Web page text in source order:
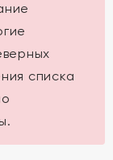
списка